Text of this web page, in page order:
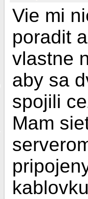
Vie mi
poradit
vlastne
aby sa
spojili
Mam